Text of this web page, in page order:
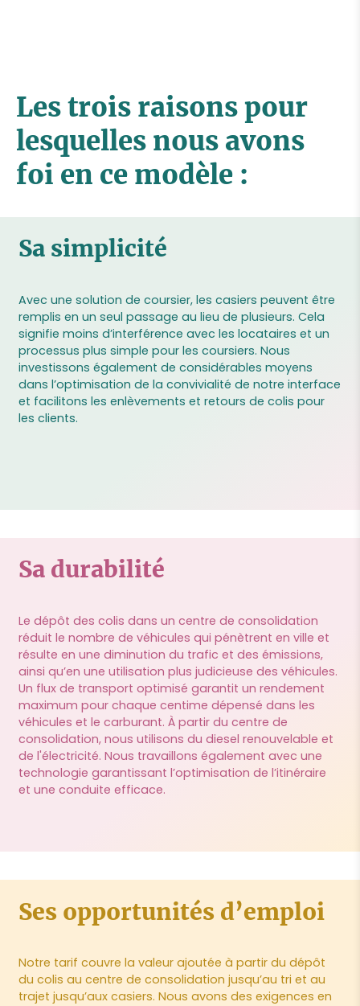
Les trois raisons pour
lesquelles nous avons
foi en ce modèle :
Sa simplicité
Avec une solution de coursier, les casiers peuvent être
remplis en un seul passage au lieu de plusieurs. Cela
signifie moins d’interférence avec les locataires et un
processus plus simple pour les coursiers. Nous
investissons également de considérables moyens
dans l’optimisation de la convivialité de notre interface
et facilitons les enlèvements et retours de colis pour
les clients.
Sa durabilité
Le dépôt des colis dans un centre de consolidation
réduit le nombre de véhicules qui pénètrent en ville et
résulte en une diminution du trafic et des émissions,
ainsi qu’en une utilisation plus judicieuse des véhicules.
Un flux de transport optimisé garantit un rendement
maximum pour chaque centime dépensé dans les
véhicules et le carburant. À partir du centre de
consolidation, nous utilisons du diesel renouvelable et
de l'électricité. Nous travaillons également avec une
technologie garantissant l’optimisation de l’itinéraire
et une conduite efficace.
Ses opportunités d’emploi
Notre tarif couvre la valeur ajoutée à partir du dépôt
du colis au centre de consolidation jusqu’au tri et au
trajet jusqu’aux casiers. Nous avons des exigences en